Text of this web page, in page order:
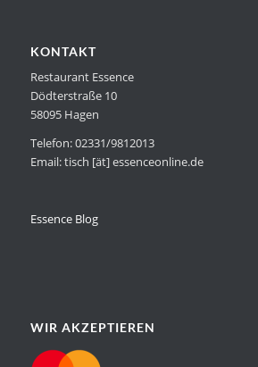
KONTAKT
Restaurant Essence
Dödterstraße 10
58095 Hagen
Telefon: 02331/9812013
Email: tisch [ät] essenceonline.de
Essence Blog
WIR AKZEPTIEREN